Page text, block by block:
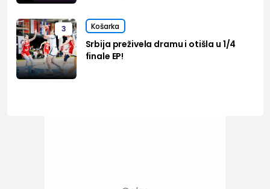
3 Košarka
Srbija preživela dramu i otišla u 1/4
finale EP!